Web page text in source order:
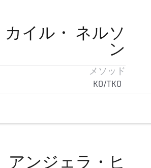
カイル・
ネルソ
ン
メソッド
KO/TKO
アンジェラ・ヒ